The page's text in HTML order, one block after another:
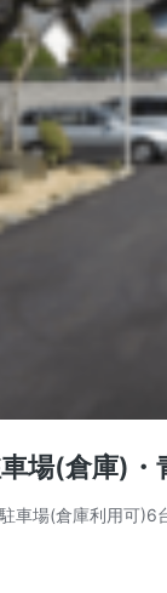
場(倉庫)・
車場(倉庫利用可